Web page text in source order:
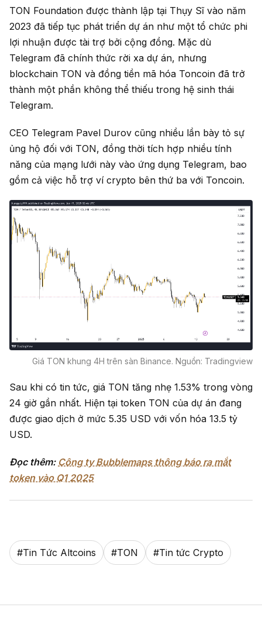
TON Foundation được thành lập tại Thụy Sĩ vào năm
2023 đã tiếp tục phát triển dự án như một tổ chức phi
lợi nhuận được tài trợ bởi cộng đồng. Mặc dù
Telegram đã chính thức rời xa dự án, nhưng
blockchain TON và đồng tiền mã hóa Toncoin đã trở
thành một phần không thể thiếu trong hệ sinh thái
Telegram.
CEO Telegram Pavel Durov cũng nhiều lần bày tỏ sự
ủng hộ đối với TON, đồng thời tích hợp nhiều tính
năng của mạng lưới này vào ứng dụng Telegram, bao
gồm cả việc hỗ trợ ví crypto bên thứ ba với Toncoin.
Giá TON khung 4H trên sàn Binance. Nguồn: Tradingview
Sau khi có tin tức, giá TON tăng nhẹ 1.53% trong vòng
24 giờ gần nhất. Hiện tại token TON của dự án đang
được giao dịch ở mức 5.35 USD với vốn hóa 13.5 tỷ
USD.
Đọc thêm: Công ty Bubblemaps thông báo ra mắt
token vào Q1 2025
#Tin Tức Altcoins #TON #Tin tức Crypto